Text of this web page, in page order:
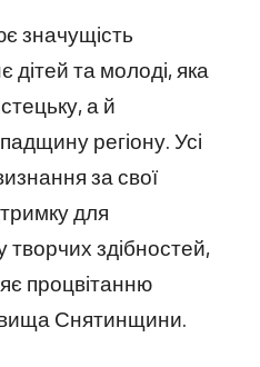
значущість
дітей та молоді, яка
а й
регіону. Усі
за свої
для
здібностей,
процвітанню
Снятинщини.